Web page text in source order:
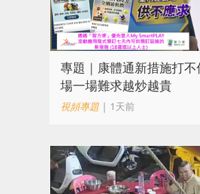
專題｜康體通新措施打
場一場難求越炒越貴
視頻專題| 1天前